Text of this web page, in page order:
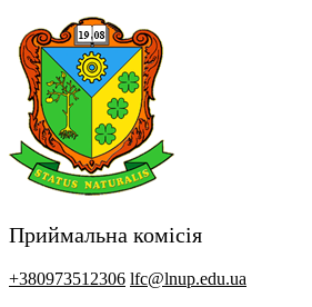
Приймальна комісія
+380973512306 lfc@lnup.edu.ua